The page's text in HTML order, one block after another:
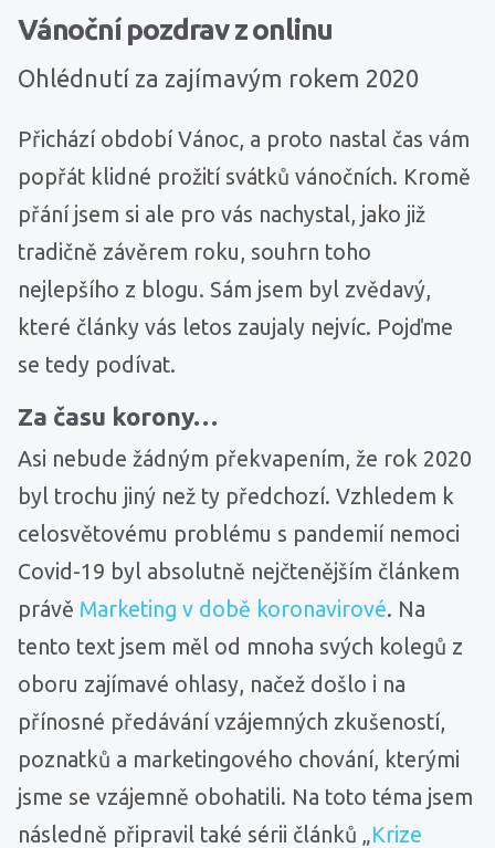
Vánoční pozdrav z onlinu
Ohlédnutí za zajímavým rokem 2020
Přichází období Vánoc, a proto nastal čas vám
popřát klidné prožití svátků vánočních. Kromě
přání jsem si ale pro vás nachystal, jako již
tradičně závěrem roku, souhrn toho
nejlepšího z blogu. Sám jsem byl zvědavý,
které články vás letos zaujaly nejvíc. Pojďme
se tedy podívat.
Za času korony…
Asi nebude žádným překvapením, že rok 2020
byl trochu jiný než ty předchozí. Vzhledem k
celosvětovému problému s pandemií nemoci
Covid-19 byl absolutně nejčtenějším článkem
právě Marketing v době koronavirové. Na
tento text jsem měl od mnoha svých kolegů z
oboru zajímavé ohlasy, načež došlo i na
přínosné předávání vzájemných zkušeností,
poznatků a marketingového chování, kterými
jsme se vzájemně obohatili. Na toto téma jsem
následně připravil také sérii článků „Krize